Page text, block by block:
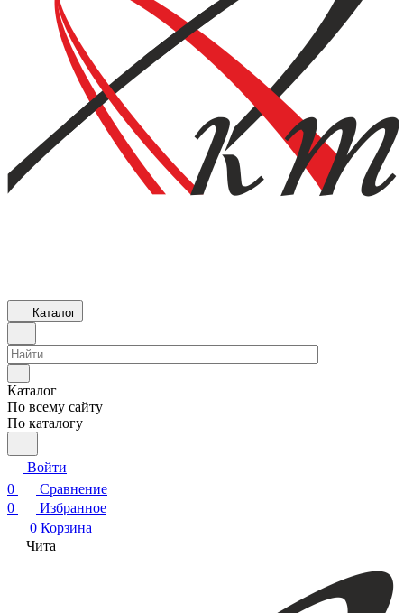
Каталог
Каталог
По всему сайту
По каталогу
Войти
0
Сравнение
0
Избранное
0 Корзина
Чита